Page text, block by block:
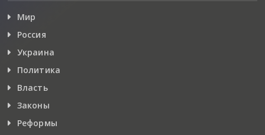
Мир
Россия
Украина
Политика
Власть
Законы
Реформы